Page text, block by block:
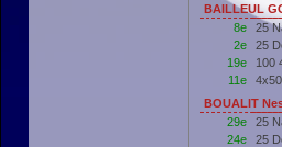
BAILLEUL
8e
25
2e
25
19e
100
11e
BOUALIT
29e
25
24e
25